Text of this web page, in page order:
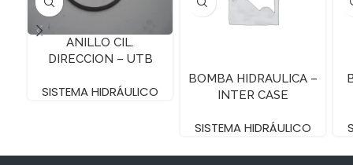
ANILLO CIL.
DIRECCION – UTB
SISTEMA HIDRÁULICO
BOMBA HIDRAULICA –
INTER CASE
SISTEMA HIDRÁULICO